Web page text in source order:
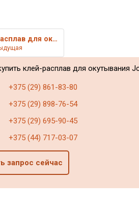
Клей-расплав для окутывания Jo
клей-расплав для окутывания
+375 (29) 861-83-80
+375 (29) 898-76-54
+375 (29) 695-90-45
+375 (44) 717-03-07
запрос сейчас